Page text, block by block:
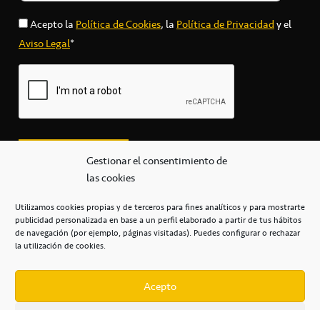
Gestionar el consentimiento de
las cookies
Utilizamos cookies propias y de terceros para fines analíticos y para mostrarte
publicidad personalizada en base a un perfil elaborado a partir de tus hábitos
de navegación (por ejemplo, páginas visitadas). Puedes configurar o rechazar
la utilización de cookies.
Acepto
Acepto laPolítica de Cookies, laPolítica de Privacidady el
Aviso Legal*
secretaria@cbcanarias.es
+34 922 253 684
Casa del Deporte / 38108 – La Laguna